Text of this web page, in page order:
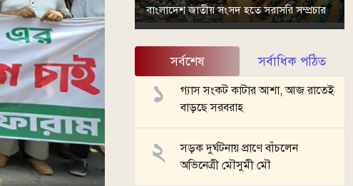
বাংলাদেশ জাতীয় সংসদ হতে সরাসরি সম্প্রচার
সর্বশেষ সর্বাধিক পঠিত
গ্যাস সংকট কাটার আশা, আজ রাতেই
বাড়ছে সরবরাহ
সড়ক দুর্ঘটনায় প্রাণে বাঁচলেন
অভিনেত্রী মৌসুমী মৌ